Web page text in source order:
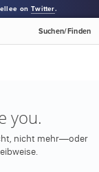
onTwitter.
Suchen/Finden
you.
nicht mehr—oder